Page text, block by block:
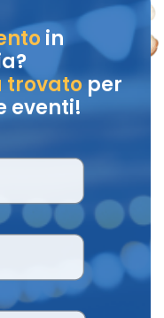
in
trovatoper
eventi!